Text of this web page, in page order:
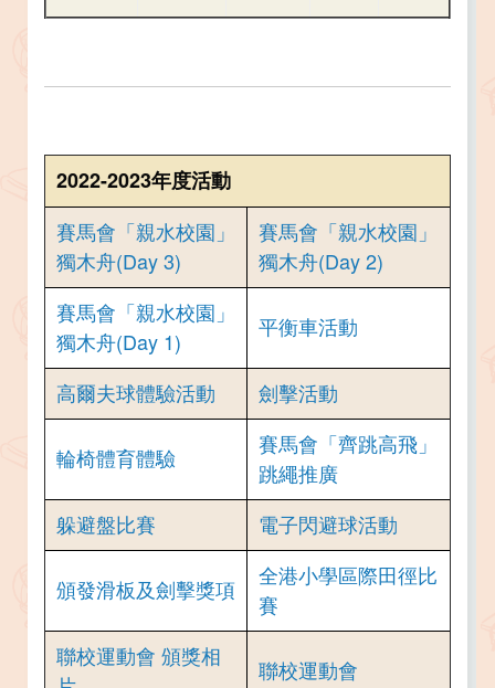
2022-2023年度活動
賽馬會「親水校園」
獨木舟(Day 3)
賽馬會「親水校園」
獨木舟(Day 2)
賽馬會「親水校園」
獨木舟(Day 1)
平衡車活動
高爾夫球體驗活動 劍擊活動
輪椅體育體驗
賽馬會「齊跳高飛」
跳繩推廣
躲避盤比賽
電子閃避球活動
頒發滑板及劍擊獎項
全港小學區際田徑比
賽
聯校運動會 頒獎相
聯校運動會